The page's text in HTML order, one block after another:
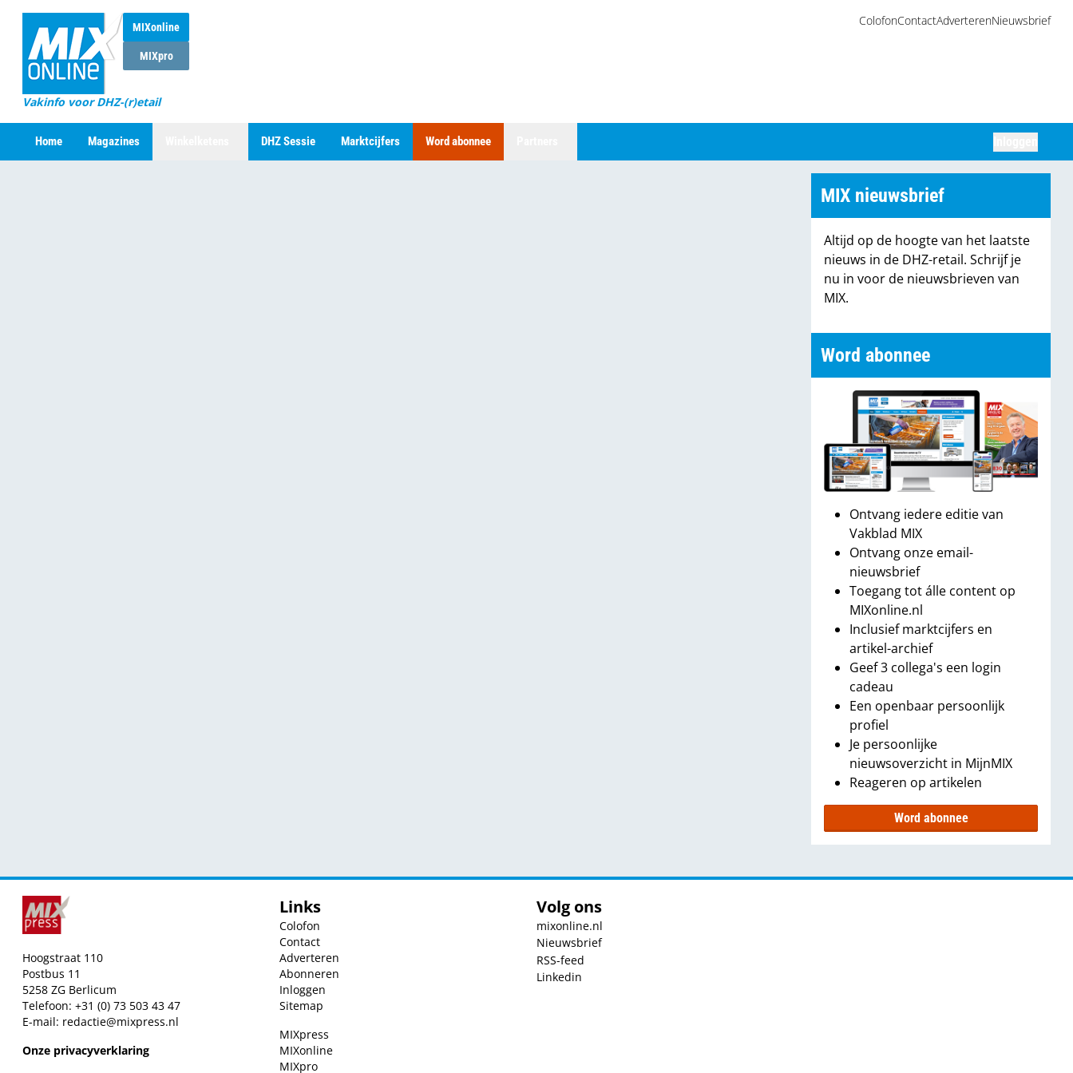
MIXonline
MIXpro
Vakinfo voor DHZ-(r)etail
ColofonContactAdverterenNieuwsbrief
Home Magazines DHZ Sessie Marktcijfers Word abonnee
MIX nieuwsbrief
Altijd op de hoogte van het laatste
nieuws in de DHZ-retail. Schrijf je
nu in voor de nieuwsbrieven van
MIX.
Word abonnee
Ontvang iedere editie van
Vakblad MIX
Ontvang onze email-
nieuwsbrief
Toegang tot álle content op
MIXonline.nl
Inclusief marktcijfers en
artikel-archief
Geef 3 collega's een login
cadeau
Een openbaar persoonlijk
profiel
Je persoonlijke
nieuwsoverzicht in MijnMIX
Reageren op artikelen
Word abonnee
Hoogstraat 110
Postbus 11
5258 ZG Berlicum
Telefoon: +31 (0) 73 503 43 47
E-mail: redactie@mixpress.nl
Onze privacyverklaring
Links
Colofon
Contact
Adverteren
Abonneren
Inloggen
Sitemap
MIXpress
MIXonline
MIXpro
Volg ons
mixonline.nl
Nieuwsbrief
RSS-feed
Linkedin